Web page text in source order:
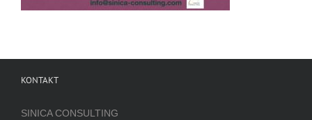
KONTAKT
SINICA CONSULTING